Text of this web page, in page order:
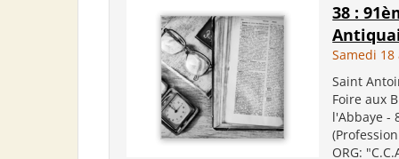
38 :
Samedi
Saint
Foire aux
l'Abbaye -
ORG: